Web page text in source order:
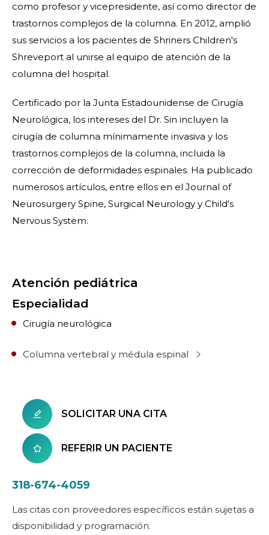
como profesor y vicepresidente, así como director de
trastornos complejos de la columna. En 2012, amplió
sus servicios a los pacientes de Shriners Children's
Shreveport al unirse al equipo de atención de la
columna del hospital.
Certificado por la Junta Estadounidense de Cirugía
Neurológica, los intereses del Dr. Sin incluyen la
cirugía de columna mínimamente invasiva y los
trastornos complejos de la columna, incluida la
corrección de deformidades espinales. Ha publicado
numerosos artículos, entre ellos en el Journal of
Neurosurgery Spine, Surgical Neurology y Child's
Nervous System.
Atención pediátrica
Especialidad
Cirugía neurológica
Columna vertebral y médula espinal
SOLICITAR UNA CITA
REFERIR UN PACIENTE
318-674-4059
Las citas con proveedores específicos están sujetas a
disponibilidad y programación.